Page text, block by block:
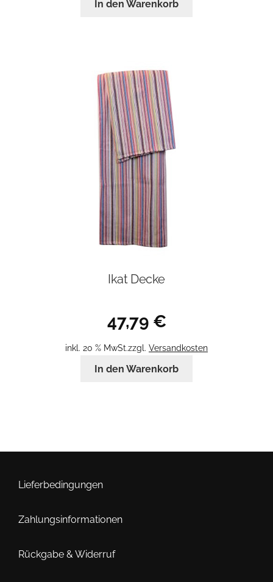
In den Warenkorb
Ikat Decke
47,79 €
inkl. 20 % MwSt.zzgl. Versandkosten
In den Warenkorb
Lieferbedingungen
Zahlungsinformationen
Rückgabe & Widerruf